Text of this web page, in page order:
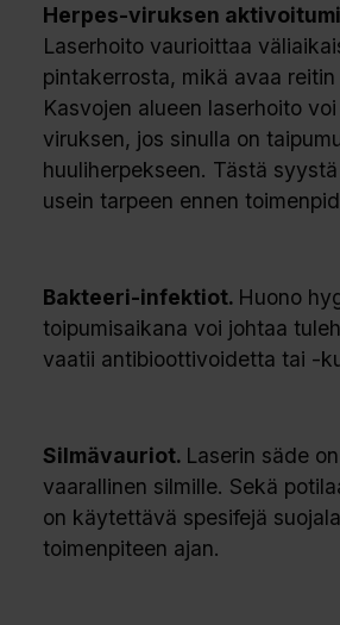
Herpes-viruksen
Laserhoito vaurioittaa
pintakerrosta, mikä avaa
Kasvojen alueen laserhoito
viruksen, jos sinulla on
huuliherpekseen. Tästä
usein tarpeen ennen
Bakteeri-infektiot. Huono
toipumisaikana voi johtaa
vaatii antibioottivoidetta tai -
Silmävauriot. Laserin säde
vaarallinen silmille. Sekä
on käytettävä spesifejä
toimenpiteen ajan.